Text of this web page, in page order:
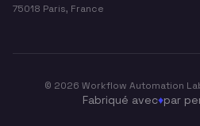
75018 Paris, France
© 2026 Workflow Automation
Fabriqué avec♦par